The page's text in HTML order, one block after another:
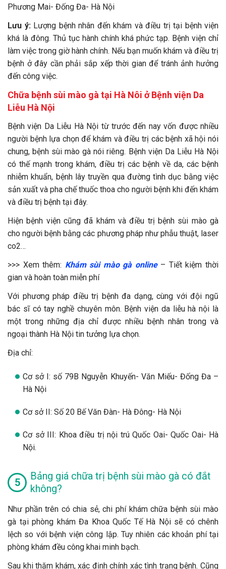
Phương Mai- Đống Đa- Hà Nội
Lưu ý:Lượng bệnh nhân đến khám và điều trị tại bệnh viện
khá là đông. Thủ tục hành chính khá phức tạp. Bệnh viện chỉ
làm việc trong giờ hành chính. Nếu bạn muốn khám và điều trị
bệnh ở đây cần phải sắp xếp thời gian để tránh ảnh hưởng
đến công việc.
Chữa bệnh sùi mào gà tại Hà Nôi ởBệnh viện Da
Liễu Hà Nội
Bệnh viện Da Liễu Hà Nội từ trước đến nay vốn được nhiều
người bệnh lựa chọn để khám và điều trị các bệnh xã hội nói
chung, bệnh sùi mào gà nói riêng. Bệnh viện Da Liễu Hà Nội
có thế mạnh trong khám, điều trị các bệnh về da, các bệnh
nhiễm khuẩn, bệnh lây truyền qua đường tình dục bằng việc
sản xuất và pha chế thuốc thoa cho người bệnh khi đến khám
và điều trị bệnh tại đây.
Hiện bệnh viện cũng đã khám và điều trị bệnh sùi mào gà
cho người bệnh bằng các phương pháp như phẫu thuật, laser
co2…
>>> Xem thêm: Khám sùi mào gà online– Tiết kiệm thời
gian và hoàn toàn miễn phí
Với phương pháp điều trị bệnh đa dạng, cùng với đội ngũ
bác sĩ có tay nghề chuyên môn. Bệnh viện da liễu hà nội là
một trong những địa chỉ được nhiều bệnh nhân trong và
ngoại thành Hà Nội tin tưởng lựa chọn.
Địa chỉ:
Cơ sở I: số 79B Nguyễn Khuyến- Văn Miếu- Đống Đa –
Hà Nội
Cơ sở II: Số 20 Bế Văn Đàn- Hà Đông- Hà Nội
Cơ sở III: Khoa điều trị nội trú Quốc Oai- Quốc Oai- Hà
Nội.
Bảng giá chữa trị bệnh sùi mào gà có đắt
không?
Như phần trên có chia sẻ, chi phí khám chữa bệnh sùi mào
gà tại phòng khám Đa Khoa Quốc Tế Hà Nội sẽ có chênh
lệch so với bệnh viện công lập. Tuy nhiên các khoản phí tại
phòng khám đều công khai minh bạch.
Sau khi thăm khám, xác định chính xác tình trạng bệnh. Cũng